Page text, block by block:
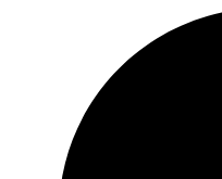
window